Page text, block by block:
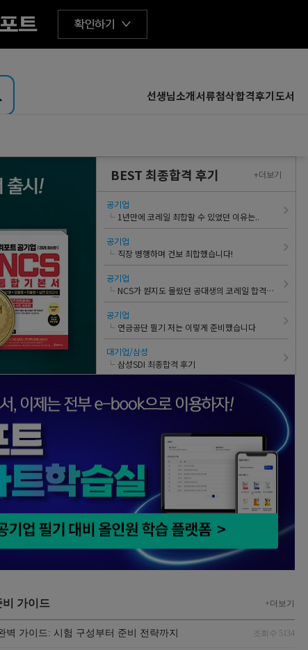
선생님소개서류첨삭합격후기도서
기업핵심분석
직무핵심분석
합격자소서 핵심분석
BEST 최종합격 후기 +더보기
공기업
└ 1년만에 코레일 최합할 수 있었던 이유는..
공기업
└ 직장 병행하며 건보 최합했습니다!
공기업
└ NCS가 뭔지도 몰랐던 공대생의 코레일 합격과정
공기업
└ 연금공단 필기 저는 이렇게 준비했습니다
대기업/삼성
└ 삼성SDI 최종합격 후기